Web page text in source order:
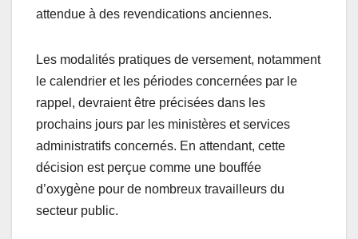
attendue à des revendications anciennes.
Les modalités pratiques de versement, notamment
le calendrier et les périodes concernées par le
rappel, devraient être précisées dans les
prochains jours par les ministères et services
administratifs concernés. En attendant, cette
décision est perçue comme une bouffée
d’oxygène pour de nombreux travailleurs du
secteur public.